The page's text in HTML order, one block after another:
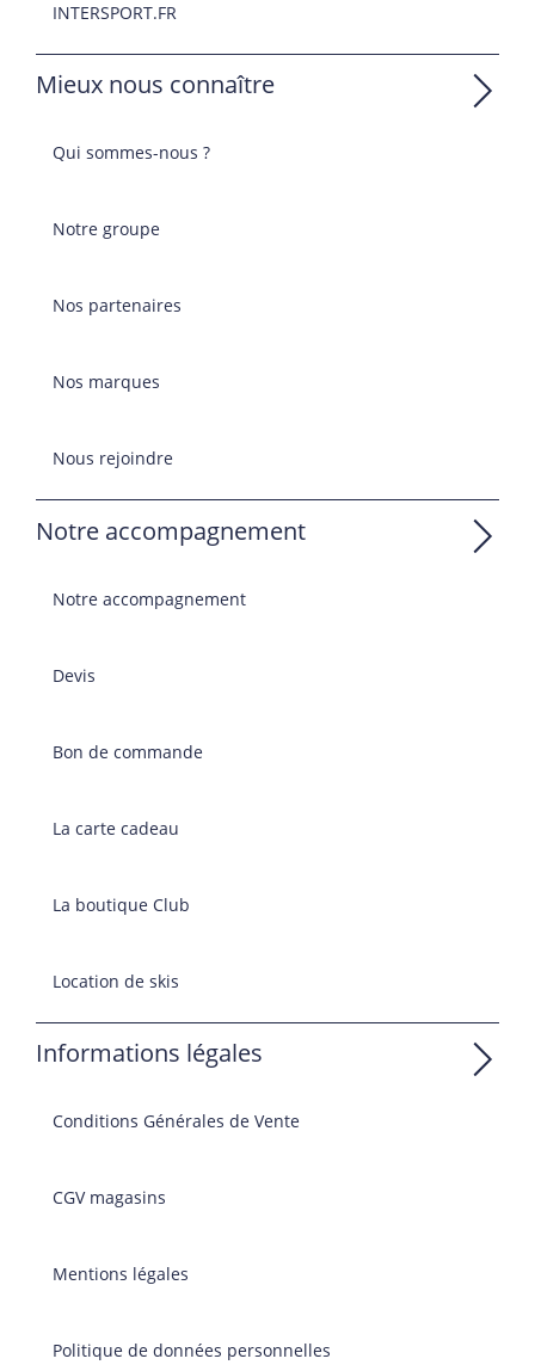
INTERSPORT.FR
Mieux nous connaître
Qui sommes-nous ?
Notre groupe
Nos partenaires
Nos marques
Nous rejoindre
Notre accompagnement
Notre accompagnement
Devis
Bon de commande
La carte cadeau
La boutique Club
Location de skis
Informations légales
Conditions Générales de Vente
CGV magasins
Mentions légales
Politique de données personnelles